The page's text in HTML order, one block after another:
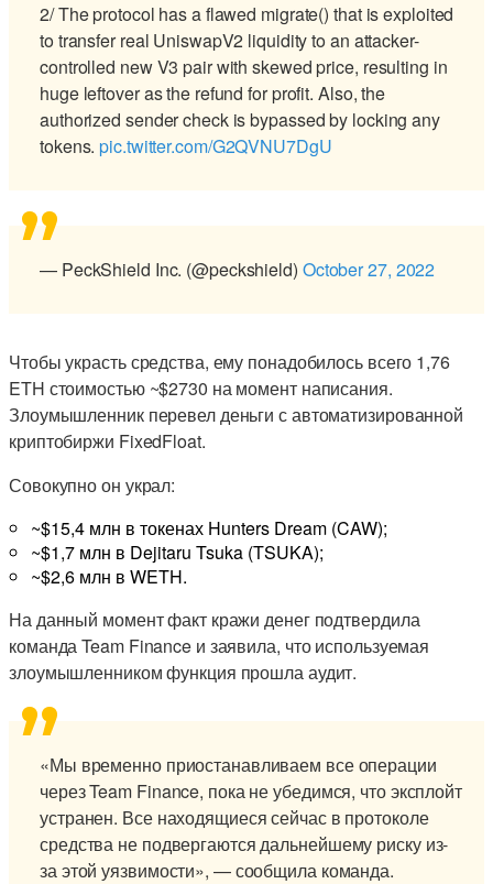
2/ The protocol has a flawed migrate() that is exploited
to transfer real UniswapV2 liquidity to an attacker-
controlled new V3 pair with skewed price, resulting in
huge leftover as the refund for profit. Also, the
authorized sender check is bypassed by locking any
tokens.pic.twitter.com/G2QVNU7DgU
— PeckShield Inc. (@peckshield) October 27, 2022
Чтобы украсть средства, ему понадобилось всего 1,76
ETH стоимостью ~$2730 на момент написания.
Злоумышленник перевел деньги с автоматизированной
криптобиржи FixedFloat.
Совокупно он украл:
~$15,4 млн в токенах Hunters Dream (CAW);
~$1,7 млн в Dejitaru Tsuka (TSUKA);
~$2,6 млн в WETH.
На данный момент факт кражи денег подтвердила
команда Team Finance и заявила, что используемая
злоумышленником функция прошла аудит.
«Мы временно приостанавливаем все операции
через Team Finance, пока не убедимся, что эксплойт
устранен. Все находящиеся сейчас в протоколе
средства не подвергаются дальнейшему риску из-
за этой уязвимости», — сообщила команда.